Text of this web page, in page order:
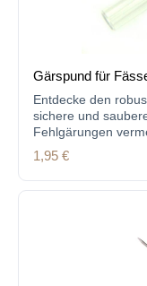
Gärspund für
Entdecke den
sichere und
Fehlgärungen
Regulärer Preis:
1,95 €